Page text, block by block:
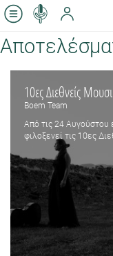
10ες Διεθνείς
Boem Team
Από τις 24 Αυγούστου
φιλοξενεί τις 10ες